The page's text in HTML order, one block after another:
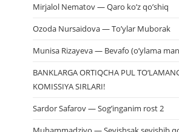
Mirjalol Nematov — Qaro ko’z qo’shiq
Ozoda Nursaidova — To’ylar Muborak
Munisa Rizayeva — Bevafo (o’ylama
BANKLARGA ORTIQCHA PUL
KOMISSIYA SIRLARI!
Sardor Safarov — Sog’inganim rost 2